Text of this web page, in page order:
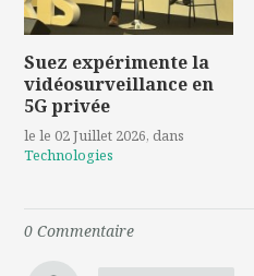
Suez expérimente la
vidéosurveillance en
5G privée
le le 02 Juillet 2026, dans
Technologies
0 Commentaire